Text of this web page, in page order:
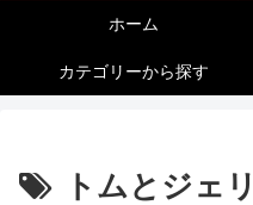
ホーム
カテゴリーから探す
トムとジェ